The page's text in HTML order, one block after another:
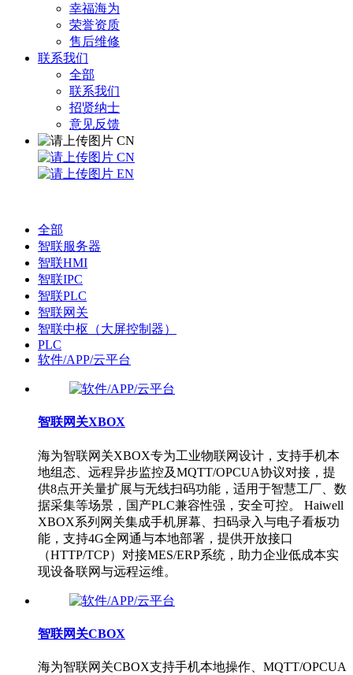
幸福海为
荣誉资质
售后维修
联系我们
全部
联系我们
招贤纳士
意见反馈
CN
CN
EN
全部
智联服务器
智联HMI
智联IPC
智联PLC
智联网关
智联中枢（大屏控制器）
PLC
软件/APP/云平台
智联网关XBOX
海为智联网关XBOX专为工业物联网设计，支持手机本
地组态、远程异步监控及MQTT/OPCUA协议对接，提
供8点开关量扩展与无线扫码功能，适用于智慧工厂、数
据采集等场景，国产PLC兼容性强，安全可控。 Haiwell
XBOX系列网关集成手机屏幕、扫码录入与电子看板功
能，支持4G全网通与本地部署，提供开放接口
（HTTP/TCP）对接MES/ERP系统，助力企业低成本实
现设备联网与远程运维。
智联网关CBOX
海为智联网关CBOX支持手机本地操作、MQTT/OPCUA